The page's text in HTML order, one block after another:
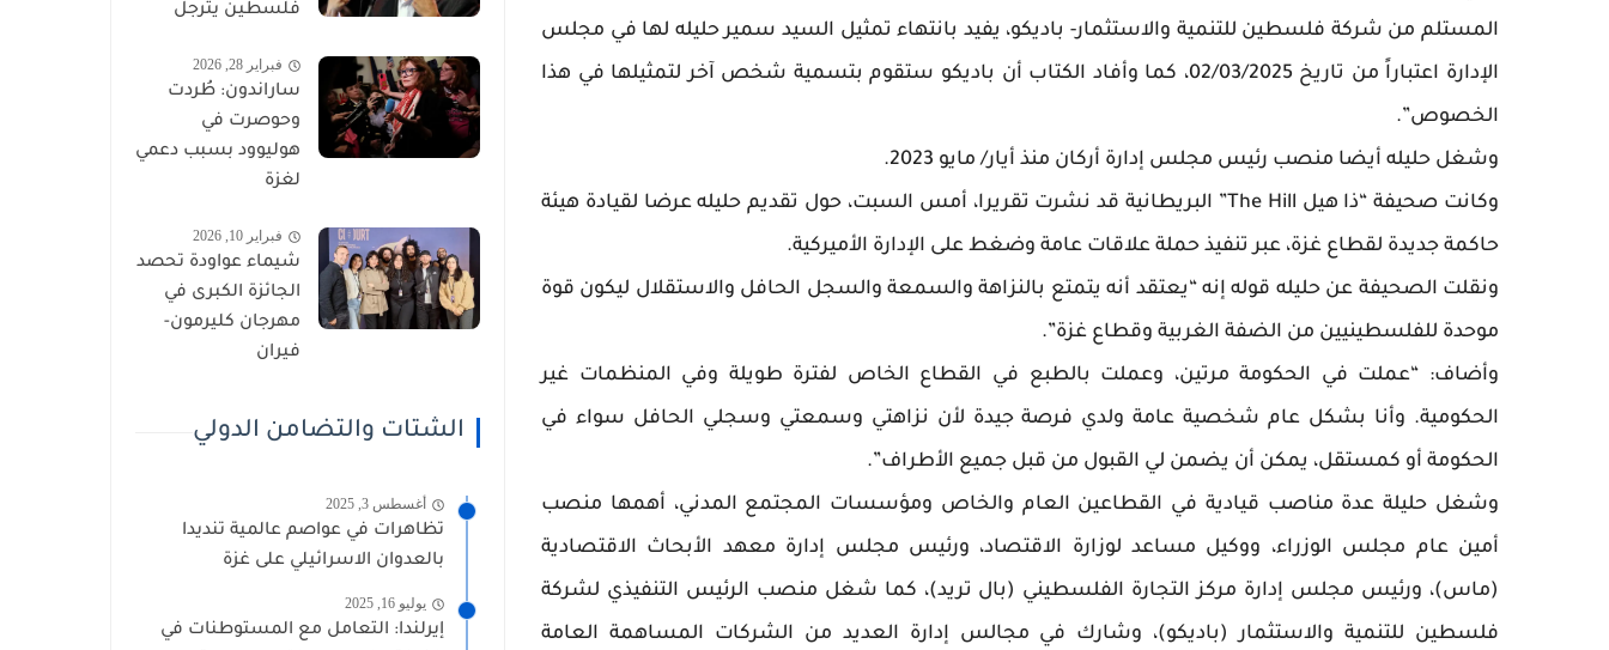
المستلم من شركة فلسطين للتنمية والاستثمار- باديكو، يفيد بانتهاء تمثيل السيد سمير حليله لها في مجلس
الإدارة اعتباراً من تاريخ 02/03/2025، كما وأفاد الكتاب أن باديكو ستقوم بتسمية شخص آخر لتمثيلها في هذا
الخصوص”.
وشغل حليله أيضا منصب رئيس مجلس إدارة أركان منذ أيار/ مايو 2023.
وكانت صحيفة “ذا هيل The Hill” البريطانية قد نشرت تقريرا، أمس السبت، حول تقديم حليله عرضا لقيادة هيئة
حاكمة جديدة لقطاع غزة، عبر تنفيذ حملة علاقات عامة وضغط على الإدارة الأميركية.
ونقلت الصحيفة عن حليله قوله إنه “يعتقد أنه يتمتع بالنزاهة والسمعة والسجل الحافل والاستقلال ليكون قوة
موحدة للفلسطينيين من الضفة الغربية وقطاع غزة”.
وأضاف: “عملت في الحكومة مرتين، وعملت بالطبع في القطاع الخاص لفترة طويلة وفي المنظمات غير
الحكومية. وأنا بشكل عام شخصية عامة ولدي فرصة جيدة لأن نزاهتي وسمعتي وسجلي الحافل سواء في
الحكومة أو كمستقل، يمكن أن يضمن لي القبول من قبل جميع الأطراف”.
وشغل حليلة عدة مناصب قيادية في القطاعين العام والخاص ومؤسسات المجتمع المدني، أهمها منصب
أمين عام مجلس الوزراء، ووكيل مساعد لوزارة الاقتصاد، ورئيس مجلس إدارة معهد الأبحاث الاقتصادية
(ماس)، ورئيس مجلس إدارة مركز التجارة الفلسطيني (بال تريد)، كما شغل منصب الرئيس التنفيذي لشركة
فلسطين للتنمية والاستثمار (باديكو)، وشارك في مجالس إدارة العديد من الشركات المساهمة العامة
فلسطين يترجل
فبراير 28, 2026
ساراندون: طُردت
وحوصرت في
هوليوود بسبب دعمي
لغزة
فبراير 10, 2026
شيماء عواودة تحصد
الجائزة الكبرى في
مهرجان كليرمون-
فيران
الشتات والتضامن الدولي
أغسطس 3, 2025
تظاهرات في عواصم عالمية تنديدا
بالعدوان الاسرائيلي على غزة
يوليو 16, 2025
إيرلندا: التعامل مع المستوطنات في